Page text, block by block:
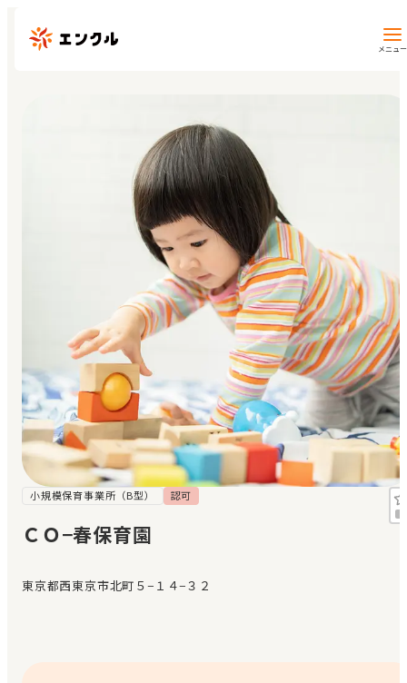
メニュー
地図から探す
地域から探す
閲覧履歴
お気に入り
見学日記
メッセージ
おすすめの園
エンクルの特徴と活用方法
小規模保育事業所（B型） 認可
ＣＯ−春保育園
東京都西東京市北町５−１４−３２